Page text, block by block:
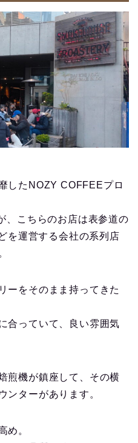
したNOZY COFFEEプロ
、こちらのお店は表参道の
を運営する会社の系列店
ーをそのまま持ってきた
合っていて、良い雰囲気
煎機が鎮座して、その横
ンターがあります。
め。